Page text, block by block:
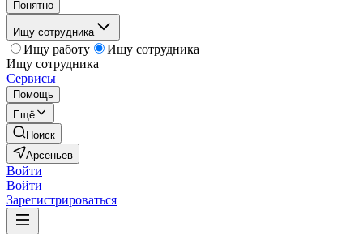
Понятно
Ищу сотрудника
Ищу работу
Ищу сотрудника
Ищу сотрудника
Сервисы
Помощь
Ещё
Поиск
Арсеньев
Войти
Войти
Зарегистрироваться